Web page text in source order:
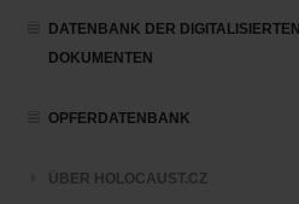
DATENBANK DER DIGITALISIERTEN
DOKUMENTEN
OPFERDATENBANK
ÜBER HOLOCAUST.CZ